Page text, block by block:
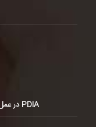
PDIA در عمل: شناسه‌گذاری بودجه و طبقه‌بندی آن